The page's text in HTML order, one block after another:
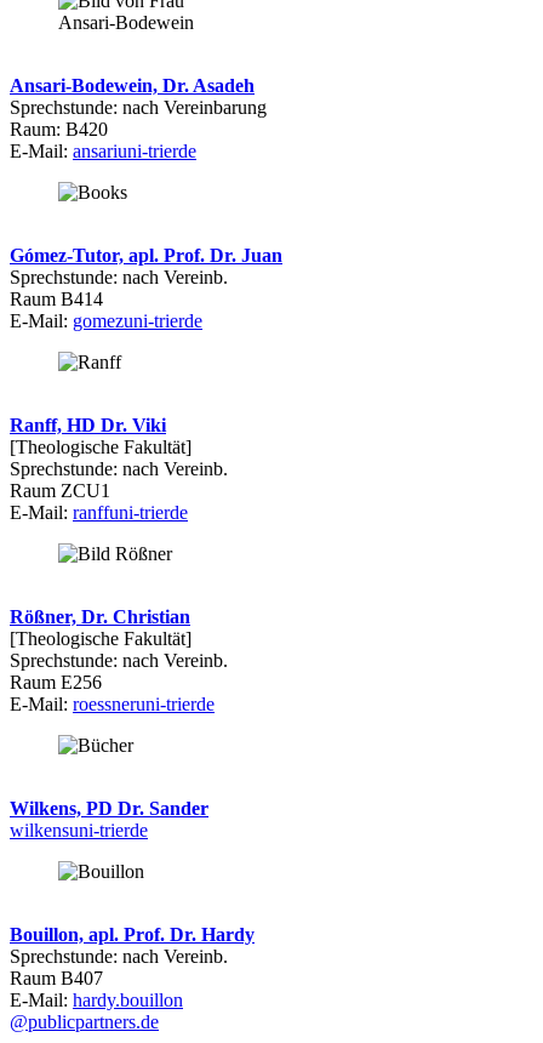
Ansari-Bodewein, Dr. Asadeh
Sprechstunde: nach Vereinbarung
Raum: B420
E-Mail: ansariuni-trierde
Gómez-Tutor, apl. Prof. Dr. Juan
Sprechstunde: nach Vereinb.
Raum B414
E-Mail: gomezuni-trierde
Ranff, HD Dr. Viki
[Theologische Fakultät]
Sprechstunde: nach Vereinb.
Raum ZCU1
E-Mail: ranffuni-trierde
Rößner, Dr. Christian
[Theologische Fakultät]
Sprechstunde: nach Vereinb.
Raum E256
E-Mail: roessneruni-trierde
Wilkens, PD Dr. Sander
wilkensuni-trierde
Bouillon, apl. Prof. Dr. Hardy
Sprechstunde: nach Vereinb.
Raum B407
E-Mail: hardy.bouillon
@publicpartners.de